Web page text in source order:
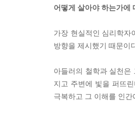
어떻게 살아야 하는가에
가장 현실적인 심리학자
방향을 제시했기 때문이
아들러의 철학과 실천은
지고 주변에 빛을 퍼뜨
극복하고 그 이해를 인